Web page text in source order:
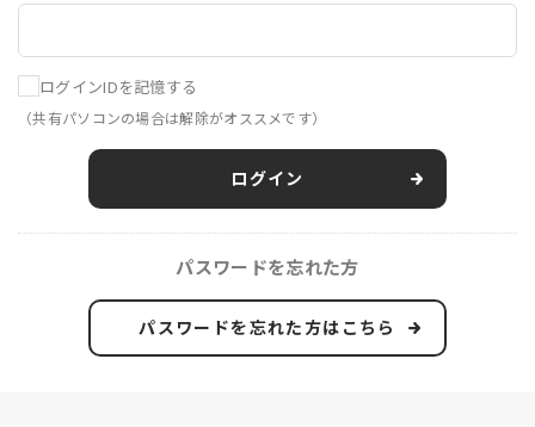
ログインIDを記憶する
（共有パソコンの場合は解除がオススメです）
ログイン
パスワードを忘れた方
パスワードを忘れた方はこちら